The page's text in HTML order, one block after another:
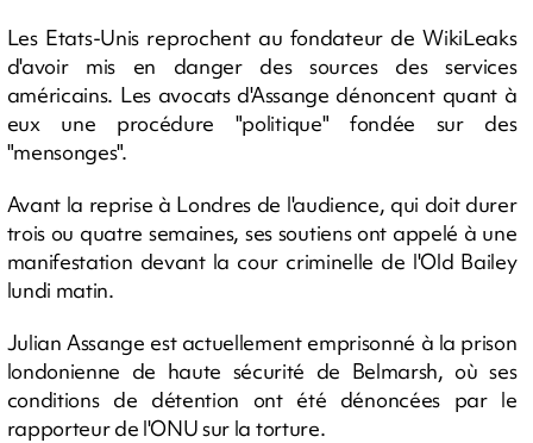
Les Etats-Unis reprochent au fondateur de WikiLeaks
d'avoir mis en danger des sources des services
américains. Les avocats d'Assange dénoncent quant à
eux une procédure "politique" fondée sur des
"mensonges".
Avant la reprise à Londres de l'audience, qui doit durer
trois ou quatre semaines, ses soutiens ont appelé à une
manifestation devant la cour criminelle de l'Old Bailey
lundi matin.
Julian Assange est actuellement emprisonné à la prison
londonienne de haute sécurité de Belmarsh, où ses
conditions de détention ont été dénoncées par le
rapporteur de l'ONU sur la torture.